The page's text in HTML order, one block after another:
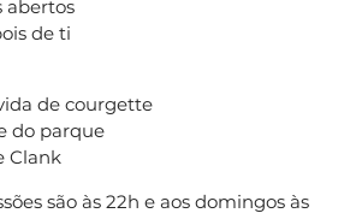
abertos
de ti
de courgette
do parque
Clank
são às 22h e aos domingos às